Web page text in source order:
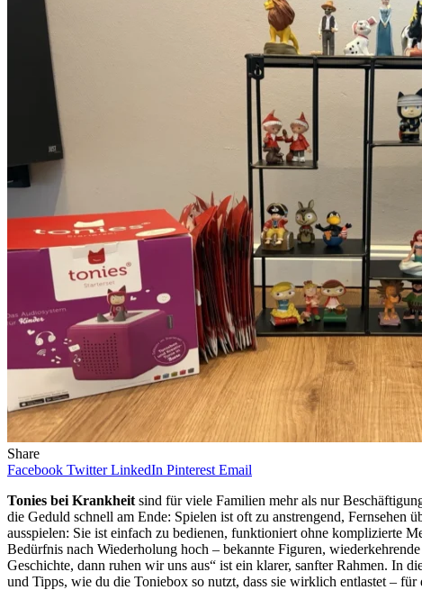
Share
Facebook Twitter LinkedIn Pinterest Email
Tonies bei Krankheit sind für viele Familien mehr als nur
die Geduld schnell am Ende: Spielen ist oft zu anstrengend,
ausspielen: Sie ist einfach zu bedienen, funktioniert ohne komplizierte
Bedürfnis nach Wiederholung hoch – bekannte Figuren,
Geschichte, dann ruhen wir uns aus“ ist ein klarer, sanfter Rahmen. In
und Tipps, wie du die Toniebox so nutzt, dass sie wirklich entlastet –